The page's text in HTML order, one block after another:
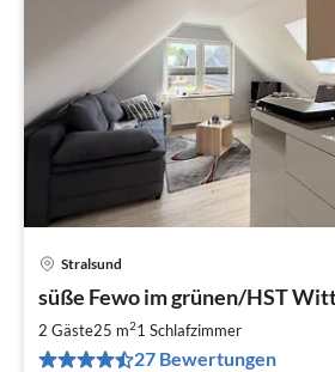
Stralsund
süße Fewo im grünen/HST
2 Gäste25 m21 Schlafzimmer
27 Bewertungen